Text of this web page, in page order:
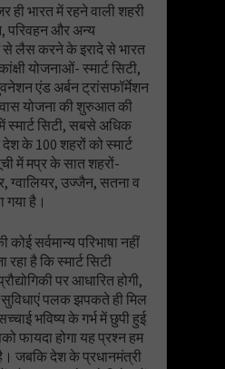
ही भारत में रहने वाली शहरी
परिवहन और अन्य
लैस करने के इरादे से भारत
योजनाओं- स्मार्ट सिटी,
एंड अर्बन ट्रांसफॉर्मेशन
योजना की शुरुआत की
स्मार्ट सिटी, सबसे अधिक
के 100 शहरों को स्मार्ट
में मप्र के सात शहरों-
ग्वालियर, उज्जैन, सतना व
गया है।
कोई सर्वमान्य परिभाषा नहीं
है कि स्मार्ट सिटी
पर आधारित होगी,
पलक झपकते ही मिल
भविष्य के गर्भ में छुपी हुई
फायदा होगा यह प्रश्न हम
जबकि देश के प्रधानमंत्री